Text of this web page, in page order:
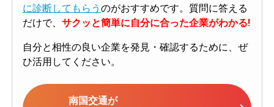
に診断してもらう のがおすすめです。質問に答える
だけで、 サクッと簡単に自分に合った企業がわかる!
自分と相性の良い企業を発見・確認するために、ぜ
ひ活用してください。
南国交通が